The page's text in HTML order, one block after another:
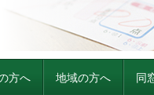
方へ 地域の方へ 同